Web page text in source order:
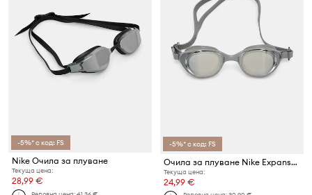
-5%* с код: FS
Nike Очила за плуване
Текуща цена:
28,99 €
-5%* с код: FS
Очила за плуване Nike Expanse Mirror
Текуща цена:
24,99 €